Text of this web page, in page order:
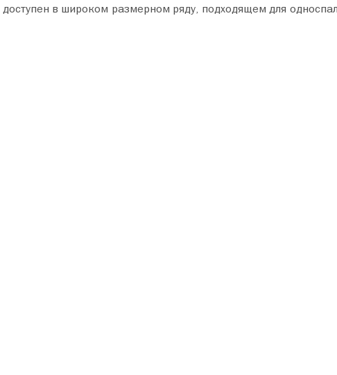
в широком размерном ряду, подходящем для